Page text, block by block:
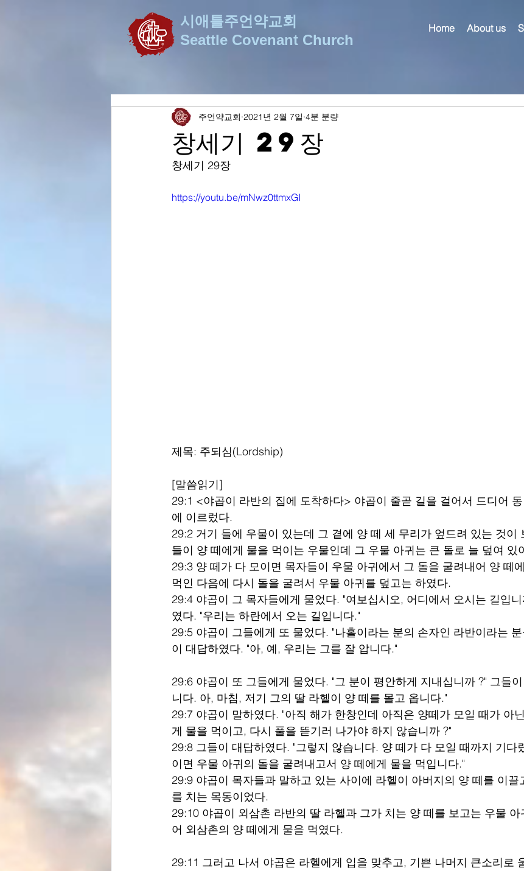
Home About us
시애틀주언약교회
Seattle Covenant Church
창세기 29장
주언약교회 2021년 2월 7일 4분 분량
창세기 29장
https://youtu.be/mNwz0ttmxGI
제목: 주되심(Lordship)
[말씀읽기]
29:1 <야곱이 라반의 집에 도착하다> 야곱이 줄곧 길을 걸어서 드디어
에 이르렀다.
29:2 거기 들에 우물이 있는데 그 곁에 양 떼 세 무리가 엎드려 있는 것이
들이 양 떼에게 물을 먹이는 우물인데 그 우물 아귀는 큰 돌로 늘 덮여 있
29:3 양 떼가 다 모이면 목자들이 우물 아귀에서 그 돌을 굴려내어 양 떼
먹인 다음에 다시 돌을 굴려서 우물 아귀를 덮고는 하였다.
29:4 야곱이 그 목자들에게 물었다. "여보십시오, 어디에서 오시는 길입
였다. "우리는 하란에서 오는 길입니다."
29:5 야곱이 그들에게 또 물었다. "나홀이라는 분의 손자인 라반이라는
이 대답하였다. "아, 예, 우리는 그를 잘 압니다."
29:6 야곱이 또 그들에게 물었다. "그 분이 평안하게 지내십니까 ?" 그들
니다. 아, 마침, 저기 그의 딸 라헬이 양 떼를 몰고 옵니다."
29:7 야곱이 말하였다. "아직 해가 한창인데 아직은 양떼가 모일 때가 아
게 물을 먹이고, 다시 풀을 뜯기러 나가야 하지 않습니까 ?"
29:8 그들이 대답하였다. "그렇지 않습니다. 양 떼가 다 모일 때까지 기다
이면 우물 아귀의 돌을 굴려내고서 양 떼에게 물을 먹입니다."
29:9 야곱이 목자들과 말하고 있는 사이에 라헬이 아버지의 양 떼를 이끌
를 치는 목동이었다.
29:10 야곱이 외삼촌 라반의 딸 라헬과 그가 치는 양 떼를 보고는 우물
어 외삼촌의 양 떼에게 물을 먹였다.
29:11 그러고 나서 야곱은 라헬에게 입을 맞추고, 기쁜 나머지 큰소리로